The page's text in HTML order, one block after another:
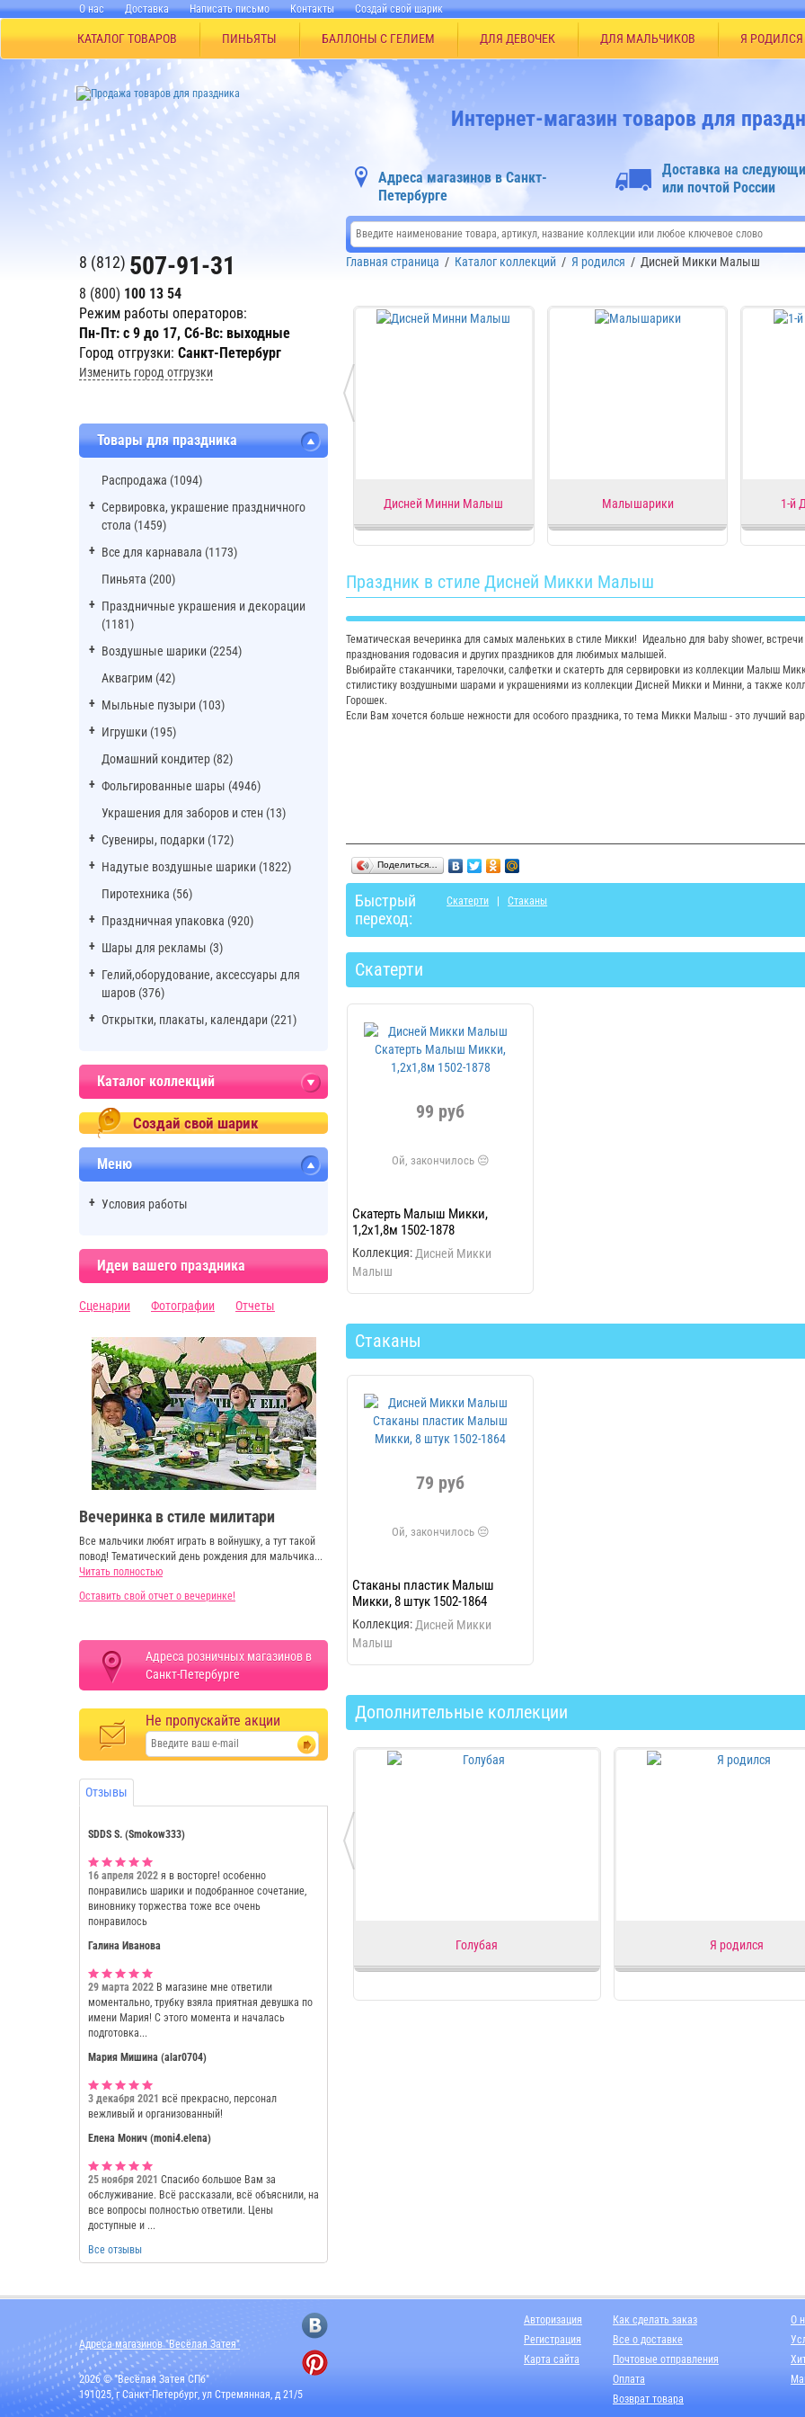
О нас Доставка Написать письмо Контакты Создай свой шарик
КАТАЛОГ ТОВАРОВ ПИНЬЯТЫ БАЛЛОНЫ С ГЕЛИЕМ ДЛЯ ДЕВОЧЕК ДЛЯ МАЛЬЧИКОВ Я РОДИЛСЯ
8 (812) 507-91-31
8 (800) 100 13 54
Режим работы операторов:
Пн-Пт: с 9 до 17, Сб-Вс: выходные
Город отгрузки: Санкт-Петербург
Изменить город отгрузки
Товары для праздника
Распродажа (1094)
Сервировка, украшение праздничного
стола (1459)
Все для карнавала (1173)
Пиньята (200)
Праздничные украшения и декорации
(1181)
Воздушные шарики (2254)
Аквагрим (42)
Мыльные пузыри (103)
Игрушки (195)
Домашний кондитер (82)
Фольгированные шары (4946)
Украшения для заборов и стен (13)
Сувениры, подарки (172)
Надутые воздушные шарики (1822)
Пиротехника (56)
Праздничная упаковка (920)
Шары для рекламы (3)
Гелий,оборудование, аксессуары для
шаров (376)
Открытки, плакаты, календари (221)
Каталог коллекций
Создай свой шарик
Меню
Условия работы
Идеи вашего праздника
Сценарии Фотографии Отчеты
Вечеринка в стиле милитари
Все мальчики любят играть в войнушку, а тут такой
повод! Тематический день рождения для мальчика...
Читать полностью
Оставить свой отчет о вечеринке!
Адреса розничных магазинов в
Санкт-Петербурге
Не пропускайте акции
Отзывы
SDDS S. (Smokow333)
16 апреля 2022 я в восторге! особенно
понравились шарики и подобранное сочетание,
виновнику торжества тоже все очень
понравилось
Галина Иванова
29 марта 2022 В магазине мне ответили
моментально, трубку взяла приятная девушка по
имени Мария! С этого момента и началась
подготовка...
Мария Мишина (alar0704)
3 декабря 2021 всё прекрасно, персонал
вежливый и организованный!
Елена Монич (moni4.elena)
25 ноября 2021 Спасибо большое Вам за
обслуживание. Всё рассказали, всё объяснили, на
все вопросы полностью ответили. Цены
доступные и ...
Все отзывы
Интернет-магазин товаров для
Адреса магазинов в Санкт-
Петербурге
Доставка на
или почтой России
Главная страница / Каталог коллекций / Я родился / Дисней Микки Малыш
Дисней Минни Малыш Малышарики 1-й
Праздник в стиле Дисней Микки Малыш
Тематическая вечеринка для самых маленьких в стиле Микки! Идеально для baby shower,
празднования годовасия и других праздников для любимых малышей.
Выбирайте стаканчики, тарелочки, салфетки и скатерть для сервировки из коллекции Малыш
стилистику воздушными шарами и украшениями из коллекции Дисней Микки и Минни, а также
Горошек.
Если Вам хочется больше нежности для особого праздника, то тема Микки Малыш - это лучший
Поделиться…
Быстрый
переход:
Скатерти Стаканы
Скатерти
99 руб
Скатерть Малыш Микки,
1,2х1,8м 1502-1878
Коллекция: Дисней Микки
Малыш
Стаканы
79 руб
Стаканы пластик Малыш
Микки, 8 штук 1502-1864
Коллекция: Дисней Микки
Малыш
Дополнительные коллекции
Голубая Я родился
Адреса магазинов "Весёлая Затея"
2026 © "Весёлая Затея СПб"
191025, г Санкт-Петербург, ул Стремянная, д 21/5
Авторизация
Регистрация
Карта сайта
Как сделать заказ
Все о доставке
Почтовые отправления
Оплата
Возврат товара
О